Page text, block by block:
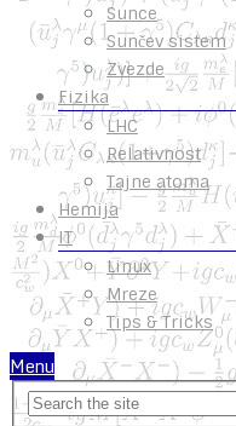
Sunce
Sunčev sistem
Zvezde
Fizika
LHC
Relativnost
Tajne atoma
Hemija
IT
Linux
Mreze
Tips & Tricks
Menu